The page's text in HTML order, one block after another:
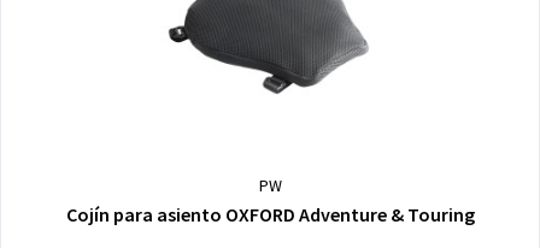
PW
Cojín para asiento OXFORD Adventure & Touring